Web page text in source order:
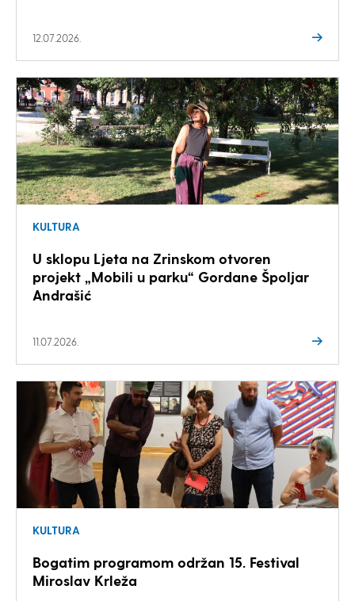
12.07.2026.
KULTURA
U sklopu Ljeta na Zrinskom otvoren
projekt „Mobili u parku“ Gordane Špoljar
Andrašić
11.07.2026.
KULTURA
Bogatim programom održan 15. Festival
Miroslav Krleža